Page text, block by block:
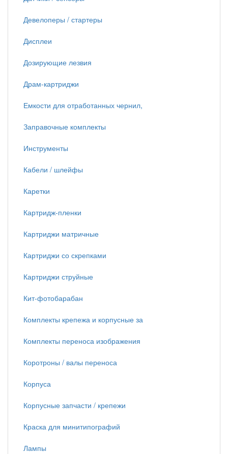
Девелоперы / стартеры
Дисплеи
Дозирующие лезвия
Драм-картриджи
Емкости для отработанных чернил,
Заправочные комплекты
Инструменты
Кабели / шлейфы
Каретки
Картридж-пленки
Картриджи матричные
Картриджи со скрепками
Картриджи струйные
Кит-фотобарабан
Комплекты крепежа и корпусные за
Комплекты переноса изображения
Коротроны / валы переноса
Корпуса
Корпусные запчасти / крепежи
Краска для минитипографий
Лампы